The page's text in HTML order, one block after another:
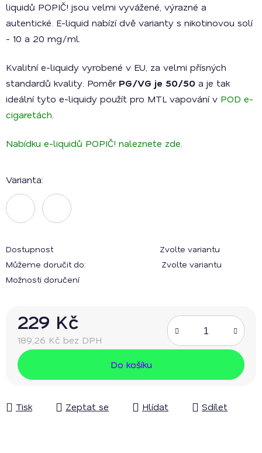
liquidů POPIČ! jsou velmi vyvážené, výrazné a
autentické. E-liquid nabízí dvě varianty s nikotinovou solí
- 10 a 20 mg/ml.
Kvalitní e-liquidy vyrobené v EU, za velmi přísných
standardů kvality. Poměr PG/VG je 50/50 a je tak
ideální tyto e-liquidy použít pro MTL vapování v POD e-
cigaretách
Nabídku e-liquidů POPIČ! naleznete zde.
Varianta:
Dostupnost
Zvolte variantu
Můžeme doručit do:
Zvolte variantu
Možnosti doručení
229 Kč
189,26 Kč bez DPH
Měrná cena:
Do košíku
Tisk Zeptat se Hlídat Sdílet